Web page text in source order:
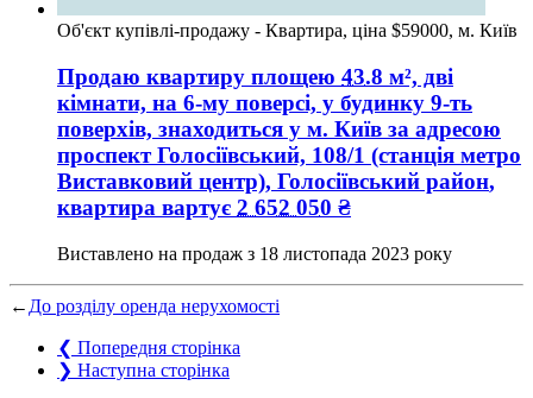
Об'єкт купівлі-продажу - Квартира, ціна $59000, м. Київ
Продаю квартиру площею 43.8 м², дві
кімнати, на 6-му поверсі, у будинку 9-ть
поверхів, знаходиться у м. Київ за адресою
проспект Голосіївський, 108/1 (станція метро
Виставковий центр), Голосіївський район,
квартира вартує 2 652 050 ₴
Виставлено на продаж з 18 листопада 2023 року
← До розділу оренда нерухомості
❮ Попередня сторінка
❯ Наступна сторінка